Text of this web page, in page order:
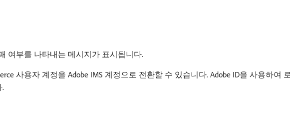
여부를 나타내는 메시지가 표시됩니다.
사용자 계정을 Adobe IMS 계정으로 전환할 수 있습니다. Adobe ID을 사용하여